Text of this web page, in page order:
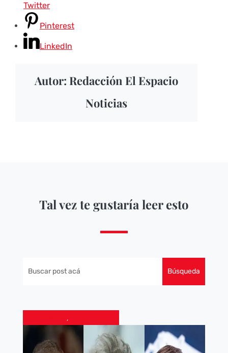
Twitter
Pinterest
LinkedIn
Autor: Redacción El Espacio
Noticias
Tal vez te gustaría leer esto
,